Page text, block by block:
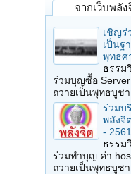
จากเว็บพลัง
เชิญร่
เป็นฐ
พุทธศ
ธรร
ร่วมบุญซื้อ
ถวายเป็นพุทธบูช
ร่วมบ
พลังจิ
-
ธรร
ร่วมทำบุญ ค่า
ถวายเป็นพุทธบูช